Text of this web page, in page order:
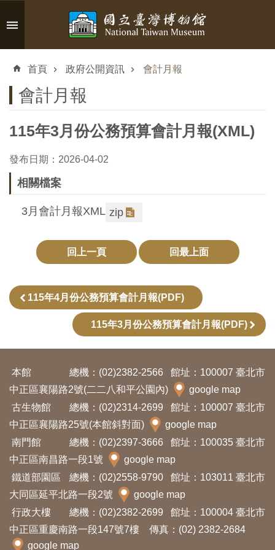
跳到主要內容區塊
搜
識
臺
訊
覽
資
訊
教
育
活
動
出
版
文
首頁 政府公開資訊 會計月報
會計月報
115年3月份公務預算會計月報(XML)
發布日期：2026-04-02
相關檔案
3月會計月報XML zip
回上一頁 回最上面
115年4月份公務預算會計月報(PDF)
115年3月份公務預算會計月報(PDF)
本館 總機：(02)2382-2566
館址：100007 臺北市
中正區襄陽路2號(二二八和平公園內)
google map
古生物館
總機：(02)2314-2699
館址：100007 臺北市
中正區襄陽路25號(本館斜對面)
google map
南門館
總機：(02)2397-3666
館址：100035 臺北市
中正區南昌路一段1號
google map
鐵道部園區
總機：(02)2558-9790
館址：103011 臺北市
大同區延平北路一段2號
google map
行政大樓
總機：(02)2382-2699
館址：100004 臺北市
中正區重慶南路一段147號7樓 傳真：(02) 2382-2684
google map